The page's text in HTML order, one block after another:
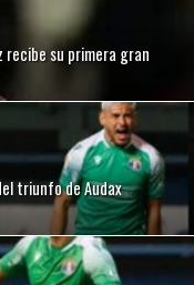
recibe su primera gran
triunfo de Audax